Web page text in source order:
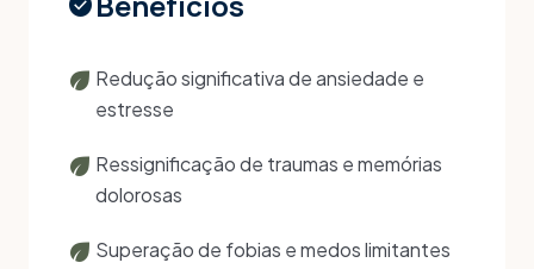
eco Redução significativa de ansiedade e
estresse
eco Ressignificação de traumas e memórias
dolorosas
eco Superação de fobias e medos limitantes